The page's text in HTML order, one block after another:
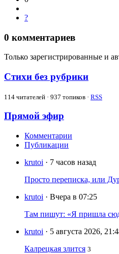
?
0 комментариев
Только зарегистрированные и
Стихи без рубрики
114 читателей · 937 топиков · RSS
Прямой эфир
Комментарии
Публикации
krutoi · 7 часов назад
Просто переписка, или
krutoi · Вчера в 07:25
Там пишут: «Я пришла
krutoi · 5 августа 2026,
Калрецкая злится 3